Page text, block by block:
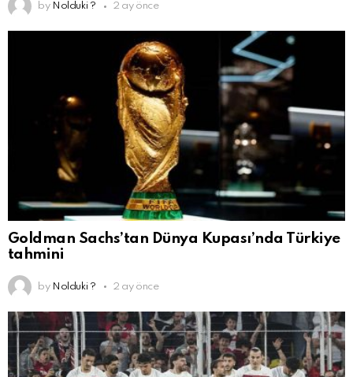
by Nolduki ? 2 ay önce
Goldman Sachs’tan Dünya Kupası’nda Türkiye
tahmini
by Nolduki ? 2 ay önce